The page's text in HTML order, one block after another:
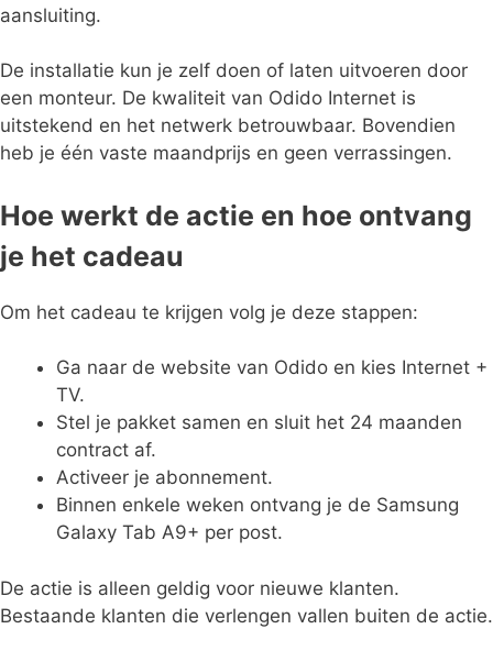
aansluiting.
De installatie kun je zelf doen of laten uitvoeren door
een monteur. De kwaliteit van Odido Internet is
uitstekend en het netwerk betrouwbaar. Bovendien
heb je één vaste maandprijs en geen verrassingen.
Hoe werkt de actie en hoe ontvang
je het cadeau
Om het cadeau te krijgen volg je deze stappen:
Ga naar de website van Odido en kies Internet +
TV.
Stel je pakket samen en sluit het 24 maanden
contract af.
Activeer je abonnement.
Binnen enkele weken ontvang je de Samsung
Galaxy Tab A9+ per post.
De actie is alleen geldig voor nieuwe klanten.
Bestaande klanten die verlengen vallen buiten de actie.